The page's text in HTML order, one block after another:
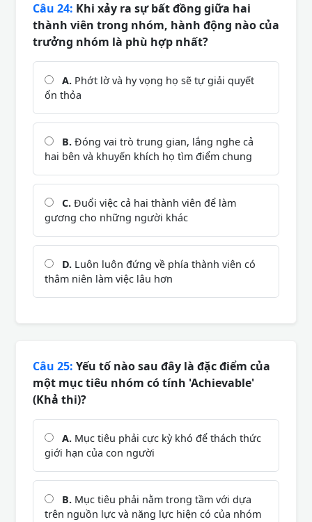
Câu 24: Khi xảy ra sự bất đồng giữa hai
thành viên trong nhóm, hành động nào của
trưởng nhóm là phù hợp nhất?
A. Phớt lờ và hy vọng họ sẽ tự giải quyết
ổn thỏa
B. Đóng vai trò trung gian, lắng nghe cả
hai bên và khuyến khích họ tìm điểm chung
C. Đuổi việc cả hai thành viên để làm
gương cho những người khác
D. Luôn luôn đứng về phía thành viên có
thâm niên làm việc lâu hơn
Câu 25: Yếu tố nào sau đây là đặc điểm của
một mục tiêu nhóm có tính 'Achievable'
(Khả thi)?
A. Mục tiêu phải cực kỳ khó để thách thức
giới hạn của con người
B. Mục tiêu phải nằm trong tầm với dựa
trên nguồn lực và năng lực hiện có của nhóm